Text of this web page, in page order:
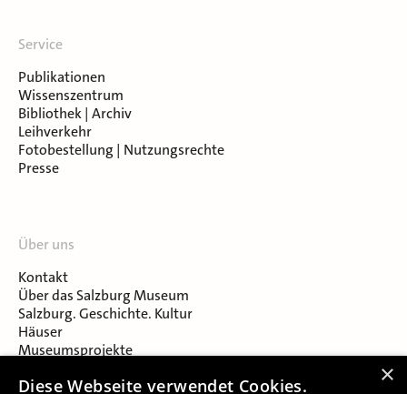
Service
Publikationen
Wissenszentrum
Bibliothek | Archiv
Leihverkehr
Fotobestellung | Nutzungsrechte
Presse
Über uns
Kontakt
Über das Salzburg Museum
Salzburg. Geschichte. Kultur
Häuser
Museumsprojekte
Museumsverein Celtic Heritage
×
Diese Webseite verwendet Cookies.